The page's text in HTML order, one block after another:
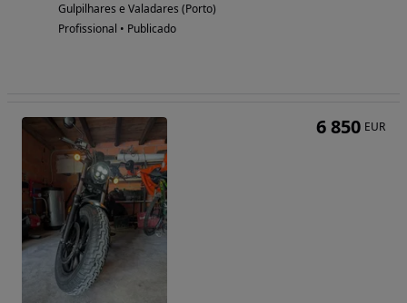
Gulpilhares e Valadares (Porto)
Profissional • Publicado
6 850 EUR